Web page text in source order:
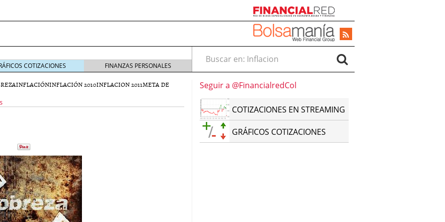
digital en el mundo del headhunting:
de talento septiembre 25, 2025
digital en el mundo del headhunting:
de talento septiembre 16, 2025
¿pueden ser un refugio ante la inflación?
COTIZACIONES FINANZAS PERSONALES
Buscar en:
INFLACIÓNINFLACIÓN 2010INFLACION 2011META DE
Seguir a @FinancialredCol
COTIZACIONES EN STREAMING
GRÁFICOS COTIZACIONES